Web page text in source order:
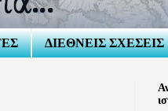
ΔΙΕΘΝΕΙΣ ΣΧΕΣΕΙΣ